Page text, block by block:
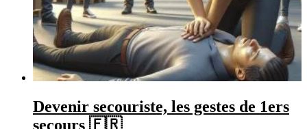
Devenir secouriste, les gestes de 1ers
secours 🇫🇷